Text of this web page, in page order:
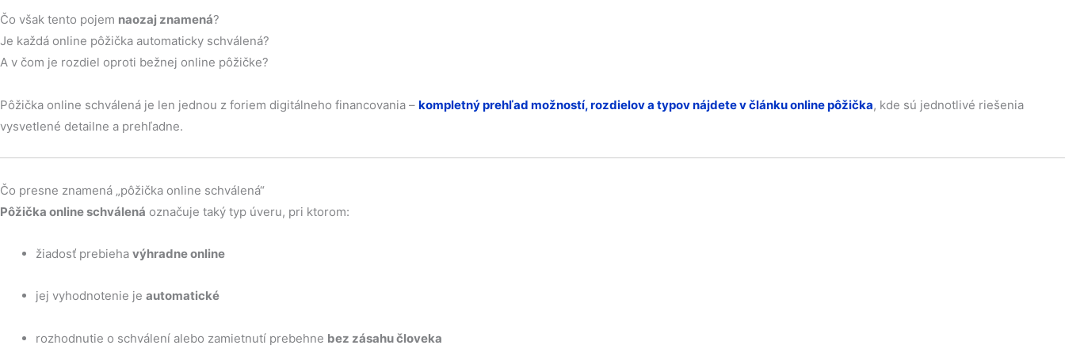
Čo však tento pojem naozaj znamená?
Je každá online pôžička automaticky schválená?
A v čom je rozdiel oproti bežnej online pôžičke?
Pôžička online schválená je len jednou z foriem digitálneho financovania – kompletný prehľad možností, rozdielov a typov nájdete v článku online pôžička, kde sú jednotlivé riešenia
vysvetlené detailne a prehľadne.
Čo presne znamená „pôžička online schválená“
Pôžička online schválená označuje taký typ úveru, pri ktorom:
žiadosť prebieha výhradne online
jej vyhodnotenie je automatické
rozhodnutie o schválení alebo zamietnutí prebehne bez zásahu človeka